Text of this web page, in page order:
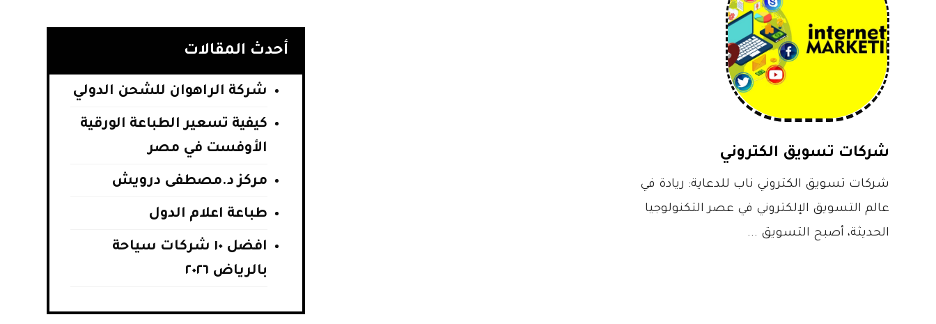
شركات تسويق الكتروني
شركات تسويق الكتروني ناب للدعاية: ريادة في
عالم التسويق الإلكتروني في عصر التكنولوجيا
الحديثة، أصبح التسويق ...
أحدث المقالات
شركة الراهوان للشحن الدولي
كيفية تسعير الطباعة الورقية
الأوفست في مصر
مركز د.مصطفى درويش
طباعة اعلام الدول
افضل ١٠ شركات سياحة
بالرياض ٢٠٢٦